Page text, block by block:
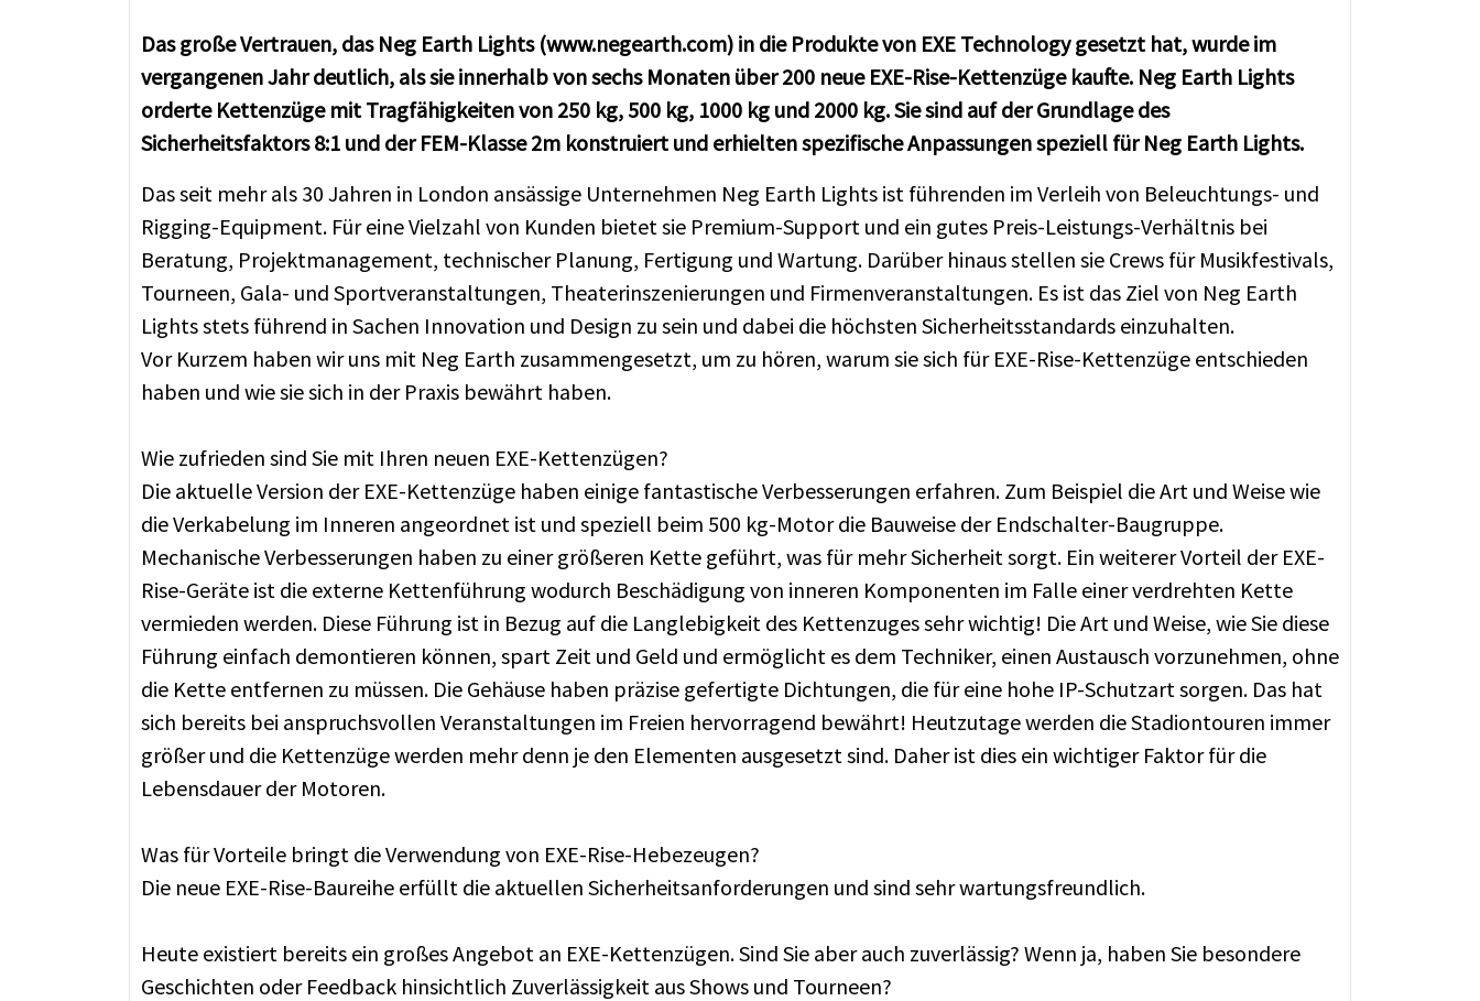
Das große Vertrauen, das Neg Earth Lights (www.negearth.com) in die Produkte von EXE Technology gesetzt hat, wurde im
vergangenen Jahr deutlich, als sie innerhalb von sechs Monaten über 200 neue EXE-Rise-Kettenzüge kaufte. Neg Earth Lights
orderte Kettenzüge mit Tragfähigkeiten von 250 kg, 500 kg, 1000 kg und 2000 kg. Sie sind auf der Grundlage des
Sicherheitsfaktors 8:1 und der FEM-Klasse 2m konstruiert und erhielten spezifische Anpassungen speziell für Neg Earth Lights.
Das seit mehr als 30 Jahren in London ansässige Unternehmen Neg Earth Lights ist führenden im Verleih von Beleuchtungs- und
Rigging-Equipment. Für eine Vielzahl von Kunden bietet sie Premium-Support und ein gutes Preis-Leistungs-Verhältnis bei
Beratung, Projektmanagement, technischer Planung, Fertigung und Wartung. Darüber hinaus stellen sie Crews für Musikfestivals,
Tourneen, Gala- und Sportveranstaltungen, Theaterinszenierungen und Firmenveranstaltungen. Es ist das Ziel von Neg Earth
Lights stets führend in Sachen Innovation und Design zu sein und dabei die höchsten Sicherheitsstandards einzuhalten.
Vor Kurzem haben wir uns mit Neg Earth zusammengesetzt, um zu hören, warum sie sich für EXE-Rise-Kettenzüge entschieden
haben und wie sie sich in der Praxis bewährt haben.
Wie zufrieden sind Sie mit Ihren neuen EXE-Kettenzügen?
Die aktuelle Version der EXE-Kettenzüge haben einige fantastische Verbesserungen erfahren. Zum Beispiel die Art und Weise wie
die Verkabelung im Inneren angeordnet ist und speziell beim 500 kg-Motor die Bauweise der Endschalter-Baugruppe.
Mechanische Verbesserungen haben zu einer größeren Kette geführt, was für mehr Sicherheit sorgt. Ein weiterer Vorteil der EXE-
Rise-Geräte ist die externe Kettenführung wodurch Beschädigung von inneren Komponenten im Falle einer verdrehten Kette
vermieden werden. Diese Führung ist in Bezug auf die Langlebigkeit des Kettenzuges sehr wichtig! Die Art und Weise, wie Sie diese
Führung einfach demontieren können, spart Zeit und Geld und ermöglicht es dem Techniker, einen Austausch vorzunehmen, ohne
die Kette entfernen zu müssen. Die Gehäuse haben präzise gefertigte Dichtungen, die für eine hohe IP-Schutzart sorgen. Das hat
sich bereits bei anspruchsvollen Veranstaltungen im Freien hervorragend bewährt! Heutzutage werden die Stadiontouren immer
größer und die Kettenzüge werden mehr denn je den Elementen ausgesetzt sind. Daher ist dies ein wichtiger Faktor für die
Lebensdauer der Motoren.
Was für Vorteile bringt die Verwendung von EXE-Rise-Hebezeugen?
Die neue EXE-Rise-Baureihe erfüllt die aktuellen Sicherheitsanforderungen und sind sehr wartungsfreundlich.
Heute existiert bereits ein großes Angebot an EXE-Kettenzügen. Sind Sie aber auch zuverlässig? Wenn ja, haben Sie besondere
Geschichten oder Feedback hinsichtlich Zuverlässigkeit aus Shows und Tourneen?